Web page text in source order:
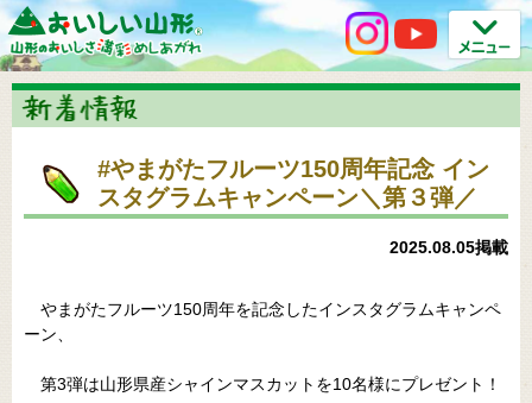
#やまがたフルーツ150周年記念 イン
スタグラムキャンペーン＼第３弾／
2025.08.05掲載
やまがたフルーツ150周年を記念したインスタグラムキャンペ
ーン、
第3弾は山形県産シャインマスカットを10名様にプレゼント！